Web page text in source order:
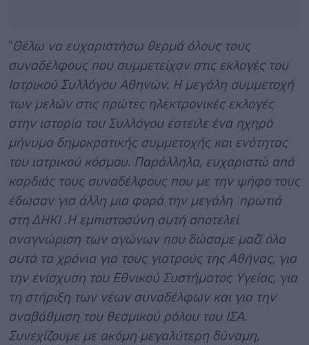
"Θέλω να ευχαριστήσω θερμά όλους τους
συναδέλφους που συμμετείχαν στις εκλογές του
Ιατρικού Συλλόγου Αθηνών. Η μεγάλη συμμετοχή
των μελών στις πρώτες ηλεκτρονικές εκλογές
στην ιστορία του Συλλόγου έστειλε ένα ηχηρό
μήνυμα δημοκρατικής συμμετοχής και ενότητας
του ιατρικού κόσμου. Παράλληλα, ευχαριστώ από
καρδιάς τους συναδέλφους που με την ψήφο τους
έδωσαν για άλλη μια φορά την μεγάλη πρωτιά
στη ΔΗΚΙ .Η εμπιστοσύνη αυτή αποτελεί
αναγνώριση των αγώνων που δώσαμε μαζί όλα
αυτά τα χρόνια για τους γιατρούς της Αθήνας, για
την ενίσχυση του Εθνικού Συστήματος Υγείας, για
τη στήριξη των νέων συναδέλφων και για την
αναβάθμιση του θεσμικού ρόλου του ΙΣΑ.
Συνεχίζουμε με ακόμη μεγαλύτερη δύναμη,